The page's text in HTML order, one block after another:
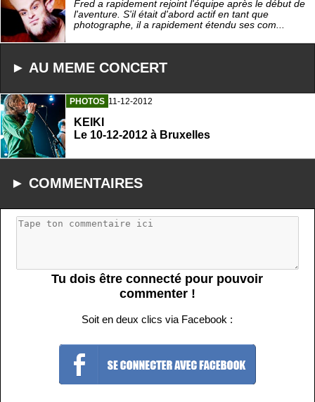
Fred a rapidement rejoint l'équipe après le début de
l'aventure. S'il était d'abord actif en tant que
photographe, il a rapidement étendu ses com...
► AU MEME CONCERT
PHOTOS 11-12-2012
KEIKI
Le 10-12-2012 à Bruxelles
► COMMENTAIRES
Tu dois être connecté pour pouvoir
commenter !
Soit en deux clics via Facebook :